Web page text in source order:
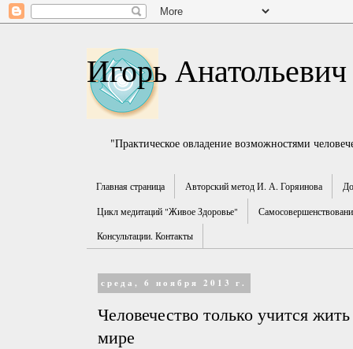
Игорь
"Практическое овладение возможностями
Главная страница Авторский метод И. А. Горяинова
Цикл медитаций "Живое Здоровье"
Консультации. Контакты
среда, 6 ноября 2013 г.
Человечество только учится
мире